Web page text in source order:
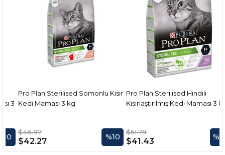
Pro Plan Sterilised Somonlu Kısır
Kedi Maması 3 kg
$46.97
$42.27 %10
Pro Plan Sterilised Hindili
Kısırlaştırılmış Kedi Maması 3 kg
$51.79
$41.43 %20